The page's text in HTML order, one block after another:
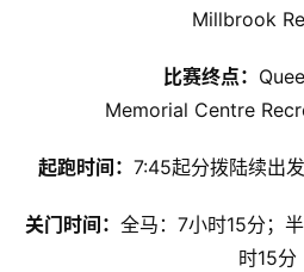
Millbrook
比赛终点：
Memorial Centre
起跑时间： 7:45起分拨陆续出
关门时间： 全马：7小时15分；
时15分